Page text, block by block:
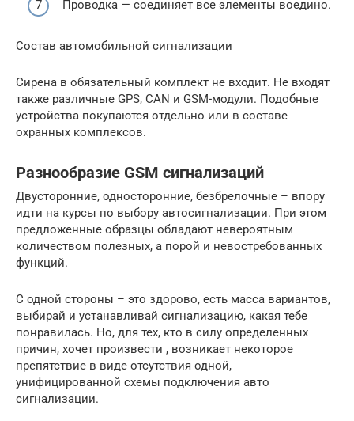
Проводка — соединяет все элементы воедино.
Состав автомобильной сигнализации
Сирена в обязательный комплект не входит. Не входят
также различные GPS, CAN и GSM-модули. Подобные
устройства покупаются отдельно или в составе
охранных комплексов.
Разнообразие GSM сигнализаций
Двусторонние, односторонние, безбрелочные – впору
идти на курсы по выбору автосигнализации. При этом
предложенные образцы обладают невероятным
количеством полезных, а порой и невостребованных
функций.
С одной стороны – это здорово, есть масса вариантов,
выбирай и устанавливай сигнализацию, какая тебе
понравилась. Но, для тех, кто в силу определенных
причин, хочет произвести , возникает некоторое
препятствие в виде отсутствия одной,
унифицированной схемы подключения авто
сигнализации.